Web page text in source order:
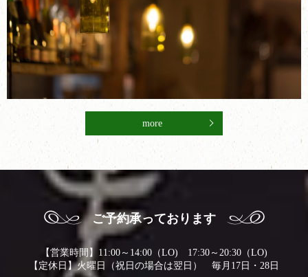
more
ご予約承っております
【営業時間】11:00～14:00（LO) 17:30～20:30（LO)
【定休日】火曜日（祝日の場合は翌日） 毎月17日・28日